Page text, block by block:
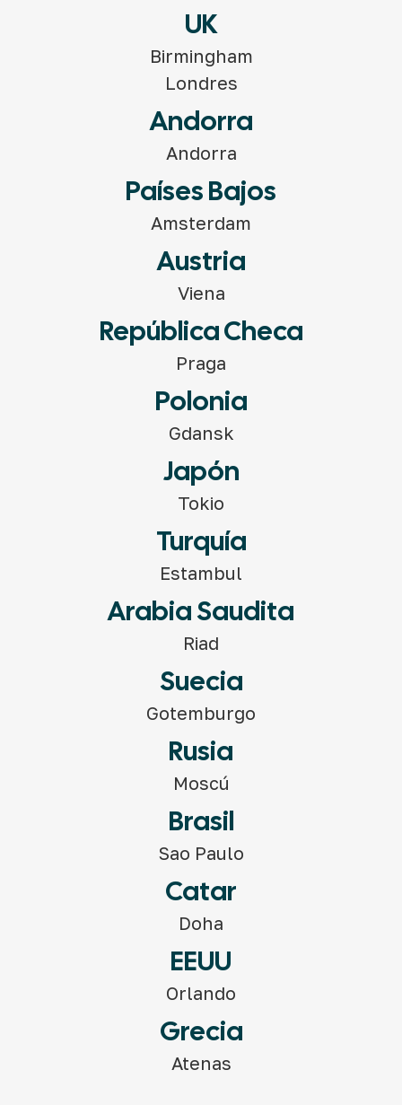
UK
Birmingham
Londres
Andorra
Andorra
Países Bajos
Amsterdam
Austria
Viena
República Checa
Praga
Polonia
Gdansk
Japón
Tokio
Turquía
Estambul
Arabia Saudita
Riad
Suecia
Gotemburgo
Rusia
Moscú
Brasil
Sao Paulo
Catar
Doha
EEUU
Orlando
Grecia
Atenas